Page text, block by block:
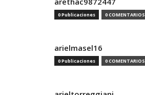
0 Publicaciones 0 COMENTARIOS
arielmasel16
0 Publicaciones 0 COMENTARIOS